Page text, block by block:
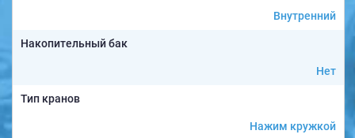
Внутренний
Накопительный бак
Нет
Тип кранов
Нажим кружкой